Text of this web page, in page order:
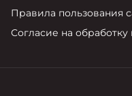
Правила пользования
Согласие на